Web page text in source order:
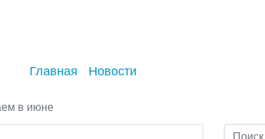
Главная Новости
в июне